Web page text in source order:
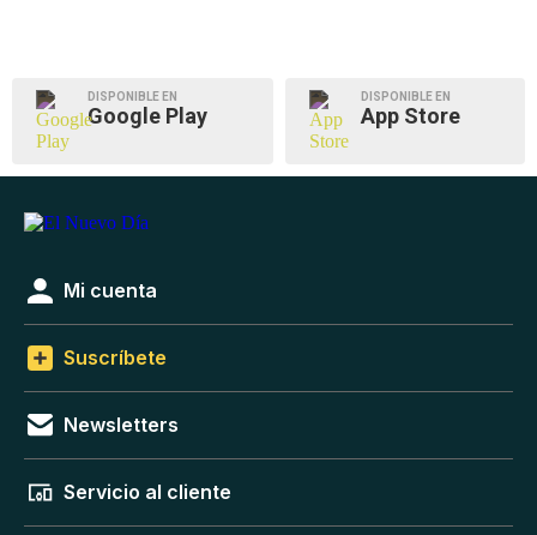
DISPONIBLE EN
Google Play
DISPONIBLE EN
App Store
Mi cuenta
Suscríbete
Newsletters
Servicio al cliente